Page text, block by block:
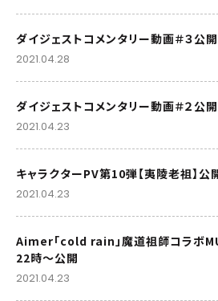
ダイジェストコメンタリー動画＃３公開
2021.04.28
ダイジェストコメンタリー動画＃２公開
2021.04.23
キャラクターPV第10弾【夷陵老祖】公
2021.04.23
Aimer「cold rain」魔道祖師コラボ
22時～公開
2021.04.23